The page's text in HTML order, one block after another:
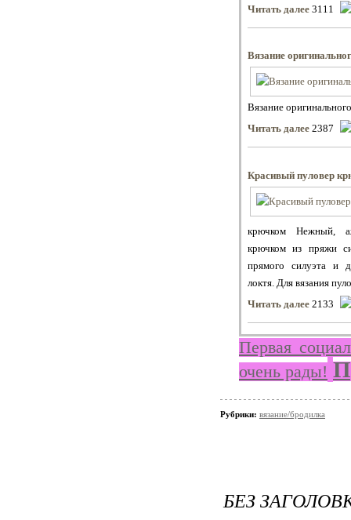
Читать далее 3111
Вязание
Вязание
Читать далее 2387
Красивый пуловер
крючком Нежный,
крючком из пряжи
прямого силуэта и
локтя. Для вязания
Читать далее 2133
Первая
очень рады!
Рубрики: вязание/бродилка
БЕЗ